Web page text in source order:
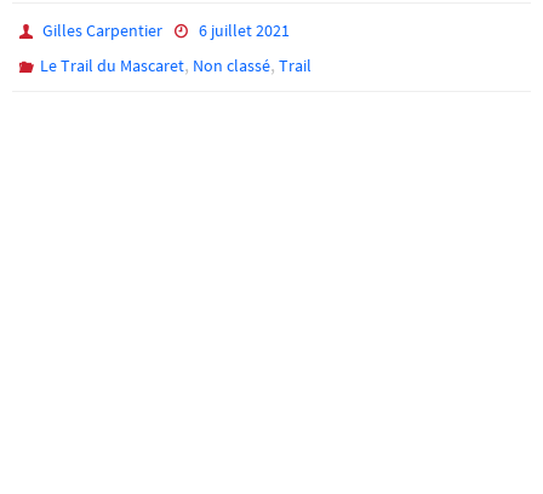
Gilles Carpentier
6 juillet 2021
Le Trail du Mascaret, Non classé,Trail